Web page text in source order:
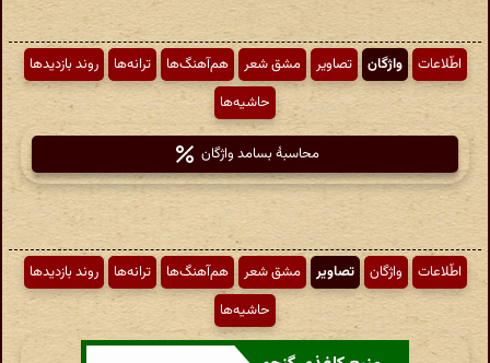
اطّلاعات واژگان تصاویر مشق شعر هم‌آهنگ‌ها ترانه‌ها
روند بازدیدها
حاشیه‌ها
محاسبهٔ بسامد واژگان
اطّلاعات واژگان تصاویر مشق شعر هم‌آهنگ‌ها ترانه‌ها
روند بازدیدها
حاشیه‌ها